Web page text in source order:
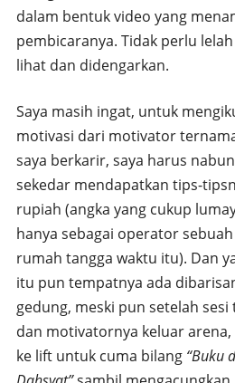
dalam bentuk video yang
pembicaranya. Tidak perlu
lihat dan didengarkan.
Saya masih ingat, untuk
motivasi dari motivator
saya berkarir, saya harus
sekedar mendapatkan tips-
rupiah (angka yang cukup
hanya sebagai operator
rumah tangga waktu itu). Dan
itu pun tempatnya ada
gedung, meski pun setelah
dan motivatornya keluar arena,
ke lift untuk cuma bilang “Buku